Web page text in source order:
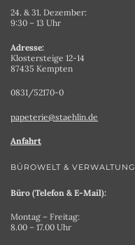
24. & 31. Dezember:
9:30 – 13 Uhr
Adresse:
Klostersteige 12-14
87435 Kempten
0831/52170-0
papeterie@staehlin.de
Anfahrt
BÜROWELT & VERWALTUNG
Büro (Telefon & E-Mail):
Montag – Freitag:
8.00 – 17.00 Uhr